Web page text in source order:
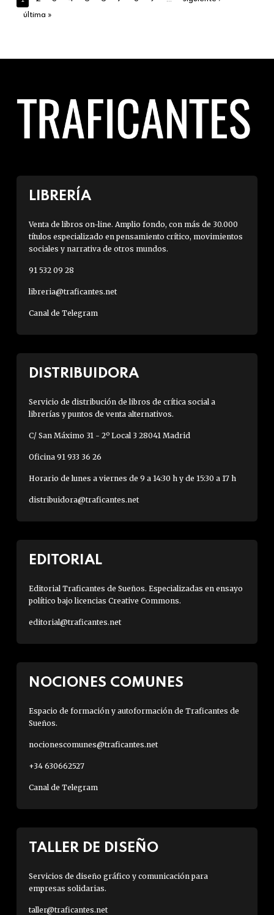
última »
LIBRERÍA
Venta de libros on-line. Amplio fondo, con más de 30.000
títulos especializado en pensamiento crítico, movimientos
sociales y narrativa de otros mundos.
91 532 09 28
libreria@traficantes.net
Canal de Telegram
DISTRIBUIDORA
Servicio de distribución de libros de crítica social a
librerías y puntos de venta alternativos.
C/ San Máximo 31 - 2º Local 3 28041 Madrid
Oficina 91 933 36 26
Horario de lunes a viernes de 9 a 14:30 h y de 15:30 a 17 h
distribuidora@traficantes.net
EDITORIAL
Editorial Traficantes de Sueños. Especializadas en ensayo
político bajo licencias Creative Commons.
editorial@traficantes.net
NOCIONES COMUNES
Espacio de formación y autoformación de Traficantes de
Sueños.
nocionescomunes@traficantes.net
+34 630662527
Canal de Telegram
TALLER DE DISEÑO
Servicios de diseño gráfico y comunicación para
empresas solidarias.
taller@traficantes.net